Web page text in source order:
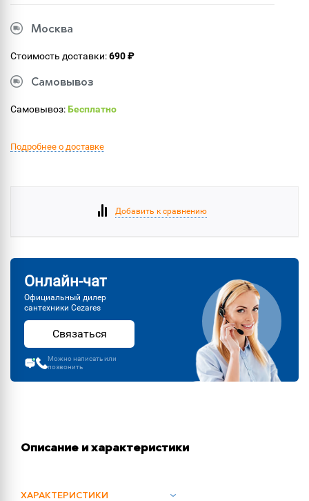
Москва
Стоимость доставки:690 ₽
Самовывоз
Самовывоз:Бесплатно
Подробнее о доставке
Добавить к сравнению
Онлайн-чат
Официальный дилер
сантехники Cezares
Связаться
Можно написать или
позвонить
Описание и характеристики
ХАРАКТЕРИСТИКИ